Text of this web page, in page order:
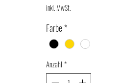
inkl. MwSt.
Farbe*
Anzahl *